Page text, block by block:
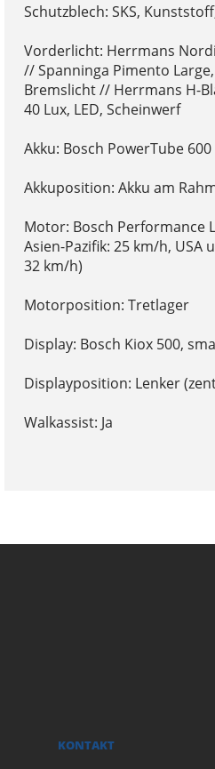
Schutzblech: SKS,
Vorderlicht: Herrmans
// Spanninga Pimento
Bremslicht // Herrmans H-
40 Lux, LED, Scheinwerf
Akku: Bosch PowerTube 600
Akkuposition: Akku am
Motor: Bosch Performance
Asien-Pazifik: 25 km/h, USA
32 km/h)
Motorposition: Tretlager
Display: Bosch Kiox 500,
Displayposition: Lenker
Walkassist: Ja
KONTAKT